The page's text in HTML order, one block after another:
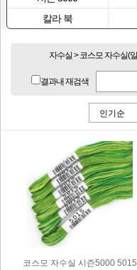
칼라 북
결과내 재검색
코스모 자수실 시즌5000 5015